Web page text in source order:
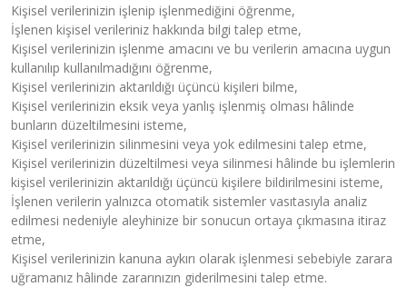
Kişisel verilerinizin işlenip işlenmediğini öğrenme,
İşlenen kişisel verileriniz hakkında bilgi talep etme,
Kişisel verilerinizin işlenme amacını ve bu verilerin amacına uygun
kullanılıp kullanılmadığını öğrenme,
Kişisel verilerinizin aktarıldığı üçüncü kişileri bilme,
Kişisel verilerinizin eksik veya yanlış işlenmiş olması hâlinde
bunların düzeltilmesini isteme,
Kişisel verilerinizin silinmesini veya yok edilmesini talep etme,
Kişisel verilerinizin düzeltilmesi veya silinmesi hâlinde bu işlemlerin
kişisel verilerinizin aktarıldığı üçüncü kişilere bildirilmesini isteme,
İşlenen verilerin yalnızca otomatik sistemler vasıtasıyla analiz
edilmesi nedeniyle aleyhinize bir sonucun ortaya çıkmasına itiraz
etme,
Kişisel verilerinizin kanuna aykırı olarak işlenmesi sebebiyle zarara
uğramanız hâlinde zararınızın giderilmesini talep etme.